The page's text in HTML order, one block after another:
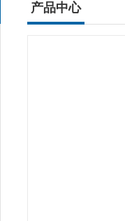
产品中心